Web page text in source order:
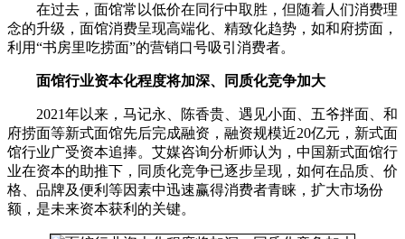
在过去，面馆常以低价在同行中取胜，但随着人们消费理
念的升级，面馆消费呈现高端化、精致化趋势，如和府捞面，
利用“书房里吃捞面”的营销口号吸引消费者。
面馆行业资本化程度将加深、同质化竞争加大
2021年以来，马记永、陈香贵、遇见小面、五爷拌面、和
府捞面等新式面馆先后完成融资，融资规模近20亿元，新式面
馆行业广受资本追捧。艾媒咨询分析师认为，中国新式面馆行
业在资本的助推下，同质化竞争已逐步呈现，如何在品质、价
格、品牌及便利等因素中迅速赢得消费者青睐，扩大市场份
额，是未来资本获利的关键。